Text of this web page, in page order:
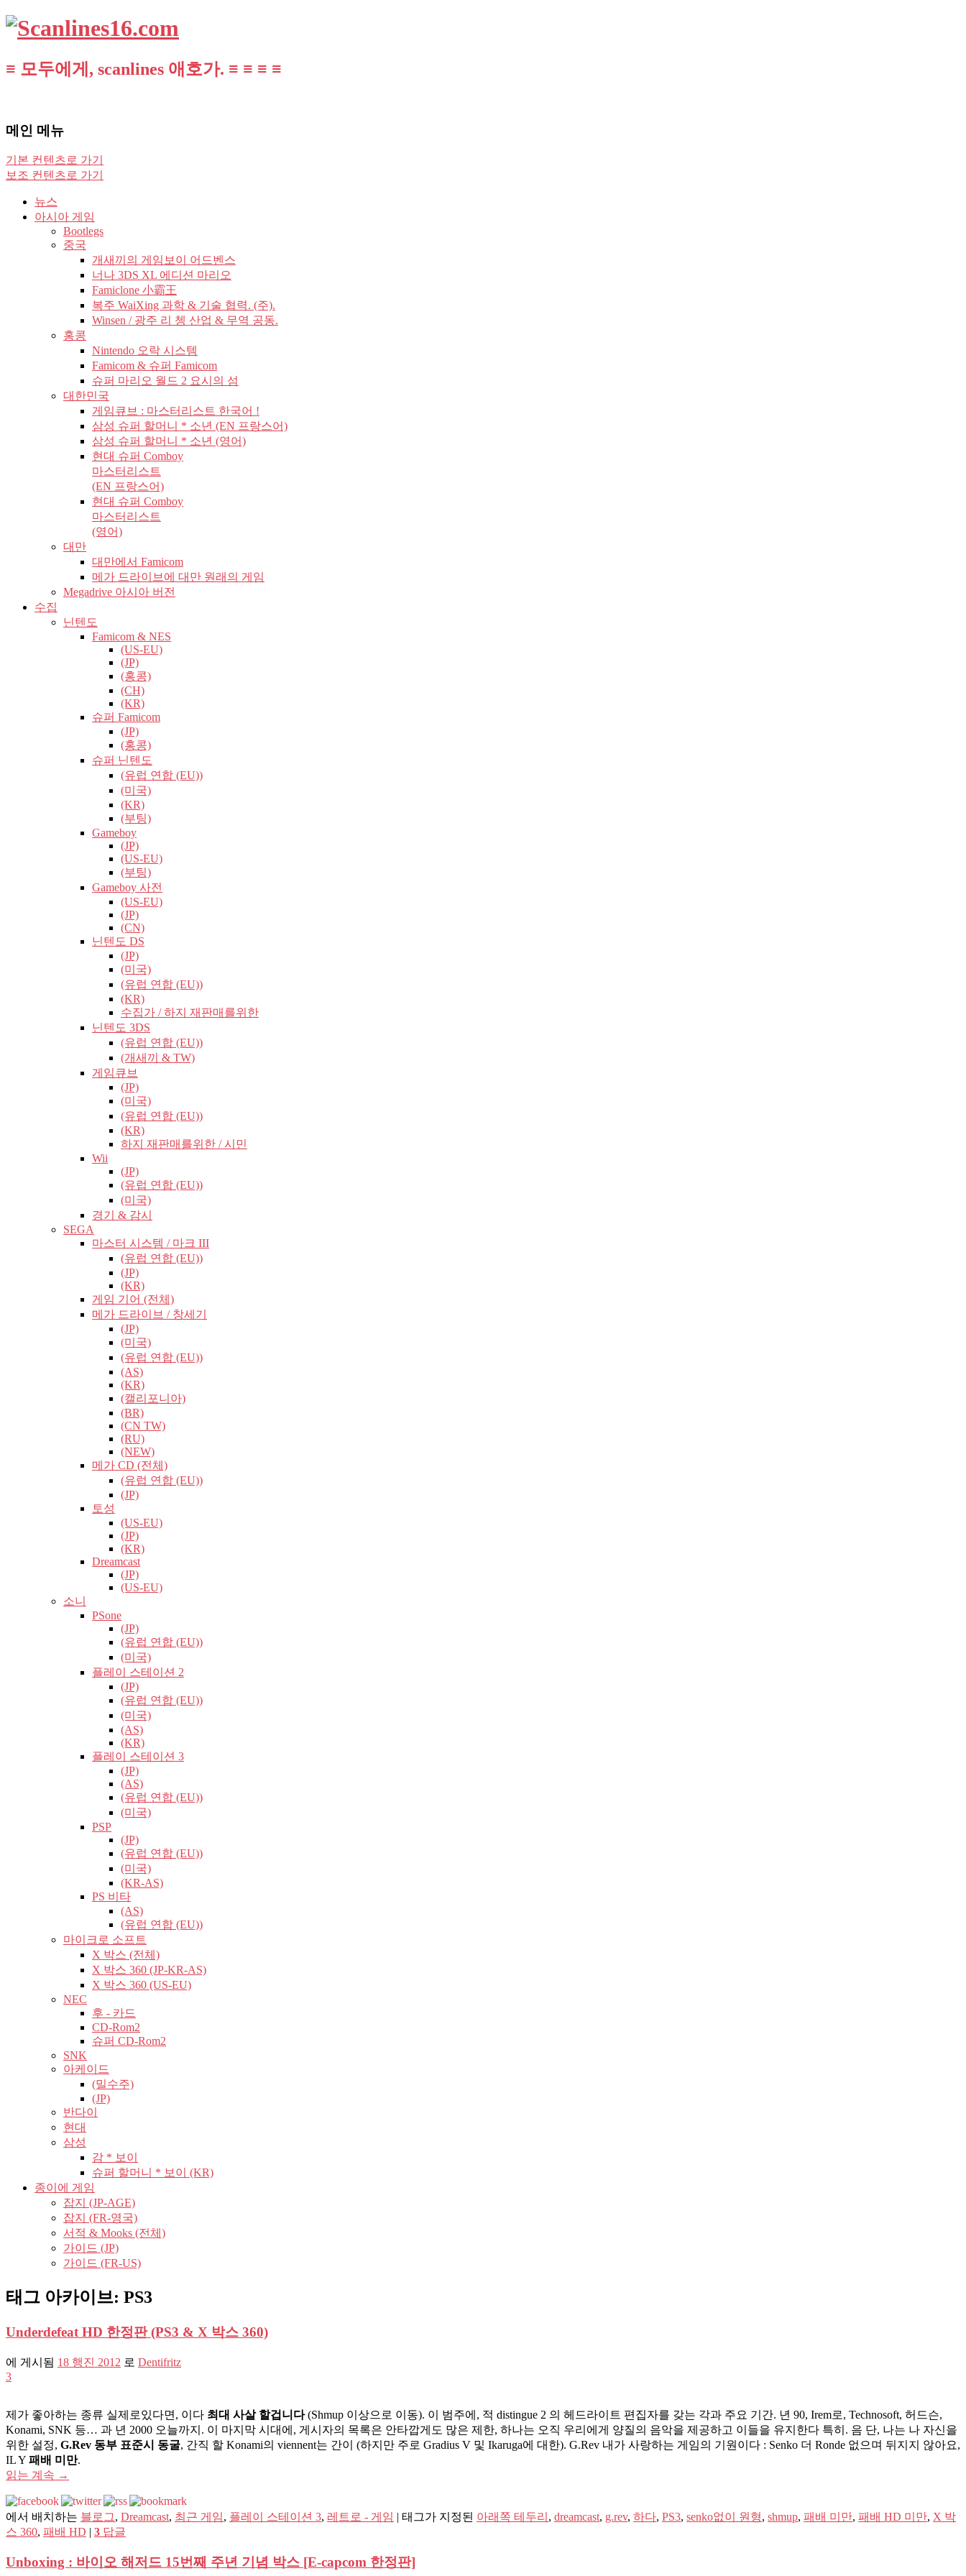
≡ 모두에게, scanlines 애호가. ≡ ≡ ≡ ≡
메인 메뉴
기본 컨텐츠로 가기
보조 컨텐츠로 가기
뉴스
아시아 게임
Bootlegs
중국
개새끼의 게임보이 어드벤스
너나 3DS XL 에디션 마리오
Famiclone 小霸王
복주 WaiXing 과학 & 기술 협력. (주).
Winsen / 광주 리 쳉 산업 & 무역 공동.
홍콩
Nintendo 오락 시스템
Famicom & 슈퍼 Famicom
슈퍼 마리오 월드 2 요시의 섬
대한민국
게임큐브 : 마스터리스트 한국어 !
삼성 슈퍼 할머니 * 소년 (EN 프랑스어)
삼성 슈퍼 할머니 * 소년 (영어)
현대 슈퍼 Comboy
마스터리스트
(EN 프랑스어)
현대 슈퍼 Comboy
마스터리스트
(영어)
대만
대만에서 Famicom
메가 드라이브에 대만 원래의 게임
Megadrive 아시아 버전
수집
닌텐도
Famicom & NES
(US-EU)
(JP)
(홍콩)
(CH)
(KR)
슈퍼 Famicom
(JP)
(홍콩)
슈퍼 닌텐도
(유럽​​ 연합 (EU))
(미국)
(KR)
(부팅)
Gameboy
(JP)
(US-EU)
(부팅)
Gameboy 사전
(US-EU)
(JP)
(CN)
닌텐도 DS
(JP)
(미국)
(유럽​​ 연합 (EU))
(KR)
수집가 / 하지 재판매를위한
닌텐도 3DS
(유럽​​ 연합 (EU))
(개새끼 & TW)
게임큐브
(JP)
(미국)
(유럽​​ 연합 (EU))
(KR)
하지 재판매를위한 / 시민
Wii
(JP)
(유럽​​ 연합 (EU))
(미국)
경기 & 감시
SEGA
마스터 시스템 / 마크 III
(유럽​​ 연합 (EU))
(JP)
(KR)
게임 기어 (전체)
메가 드라이브 / 창세기
(JP)
(미국)
(유럽​​ 연합 (EU))
(AS)
(KR)
(캘리포니아)
(BR)
(CN TW)
(RU)
(NEW)
메가 CD (전체)
(유럽​​ 연합 (EU))
(JP)
토성
(US-EU)
(JP)
(KR)
Dreamcast
(JP)
(US-EU)
소니
PSone
(JP)
(유럽​​ 연합 (EU))
(미국)
플레이 스테이션 2
(JP)
(유럽​​ 연합 (EU))
(미국)
(AS)
(KR)
플레이 스테이션 3
(JP)
(AS)
(유럽​​ 연합 (EU))
(미국)
PSP
(JP)
(유럽​​ 연합 (EU))
(미국)
(KR-AS)
PS 비타
(AS)
(유럽​​ 연합 (EU))
마이크로 소프트
X 박스 (전체)
X 박스 360 (JP-KR-AS)
X 박스 360 (US-EU)
NEC
후 - 카드
CD-Rom2
슈퍼 CD-Rom2
SNK
아케이드
(밀수주)
(JP)
반다이
현대
삼성
감 * 보이
슈퍼 할머니 * 보이 (KR)
종이에 게임
잡지 (JP-AGE)
잡지 (FR-영국)
서적 & Mooks (전체)
가이드 (JP)
가이드 (FR-US)
태그 아카이브: PS3
Underdefeat HD 한정판 (PS3 & X 박스 360)
에 게시됨 18 행진 2012 로 Dentifritz
3
제가 좋아하는 종류 실제로있다면, 이다 최대 사살 할겁니다(Shmup 이상으로 이동). 이 범주에, 적 distingue 2 의 헤드라이트 편집자를 갖는 각과 주요 기간. 년 90, Irem로, Technosoft, 허드슨,
Konami, SNK 등… 과 년 2000 오늘까지. 이 마지막 시대에, 게시자의 목록은 안타깝게도 많은 제한, 하나는 오직 우리에게 양질의 음악을 제공하고 이들을 유지한다 특히. 음 단, 나는 나 자신을
위한 설정, G.Rev 동부 표준시 동굴, 간직 할 Konami의 viennent는 간이 (하지만 주로 Gradius V 및 Ikaruga에 대한). G.Rev 내가 사랑하는 게임의 기원이다 : Senko 더 Ronde 없으며 뒤지지 않아요,
IL Y 패배 미만.
읽는 계속 →
에서 배치하는 블로그, Dreamcast, 최근 게임, 플레이 스테이션 3, 레트로 - 게임 | 태그가 지정된 아래쪽 테두리 , dreamcast, g.rev, 하다, PS3, senko없이 원형, shmup, 패배 미만, 패배 HD 미만, X 박
스 360, 패배 HD | 3 답글
Unboxing : 바이오 해저드 15번째 주년 기념 박스 [E-capcom 한정판]